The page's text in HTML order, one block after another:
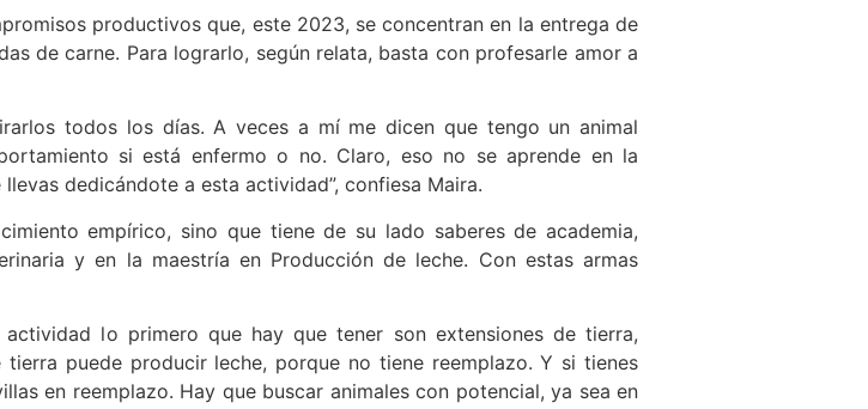
productivos que, este 2023, se concentran en la entrega de
de carne. Para lograrlo, según relata, basta con profesarle amor a
todos los días. A veces a mí me dicen que tengo un animal
si está enfermo o no. Claro, eso no se aprende en la
dedicándote a esta actividad”, confiesa Maira.
empírico, sino que tiene de su lado saberes de academia,
y en la maestría en Producción de leche. Con estas armas
lo primero que hay que tener son extensiones de tierra,
puede producir leche, porque no tiene reemplazo. Y si tienes
en reemplazo. Hay que buscar animales con potencial, ya sea en